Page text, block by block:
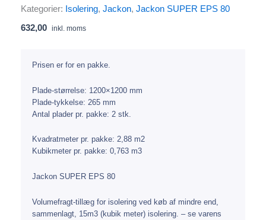
Kategorier: Isolering, Jackon, Jackon SUPER EPS 80
632,00 inkl. moms
Prisen er for en pakke.
Plade-størrelse: 1200×1200 mm
Plade-tykkelse: 265 mm
Antal plader pr. pakke: 2 stk.
Kvadratmeter pr. pakke: 2,88 m2
Kubikmeter pr. pakke: 0,763 m3
Jackon SUPER EPS 80
Volumefragt-tillæg for isolering ved køb af mindre end,
sammenlagt, 15m3 (kubik meter) isolering. – se varens